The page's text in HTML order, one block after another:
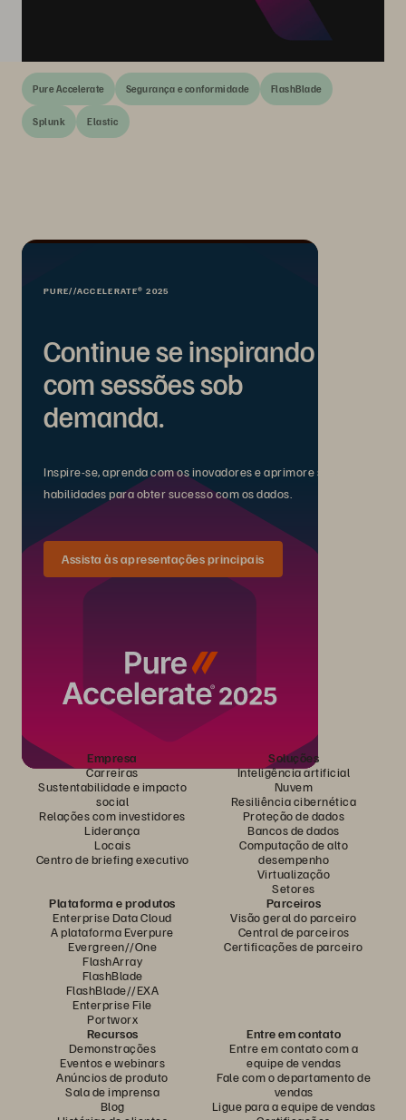
Pure Accelerate Segurança e conformidade FlashBlade
Splunk Elastic
PURE//ACCELERATE® 2025
Continue se inspirando
com sessões sob
demanda.
Inspire-se, aprenda com os inovadores e aprimore suas
habilidades para obter sucesso com os dados.
Assista às apresentações principais
Empresa
Carreiras
Sustentabilidade e impacto
social
Relações com investidores
Liderança
Locais
Centro de briefing executivo
Soluções
Inteligência artificial
Nuvem
Resiliência cibernética
Proteção de dados
Bancos de dados
Computação de alto
desempenho
Virtualização
Setores
Plataforma e produtos
Enterprise Data Cloud
A plataforma Everpure
Evergreen//One
FlashArray
FlashBlade
FlashBlade//EXA
Enterprise File
Portworx
Parceiros
Visão geral do parceiro
Central de parceiros
Certificações de parceiro
Recursos
Demonstrações
Eventos e webinars
Anúncios de produto
Sala de imprensa
Blog
Entre em contato
Entre em contato com a
equipe de vendas
Fale com o departamento de
vendas
Ligue para a equipe de vendas